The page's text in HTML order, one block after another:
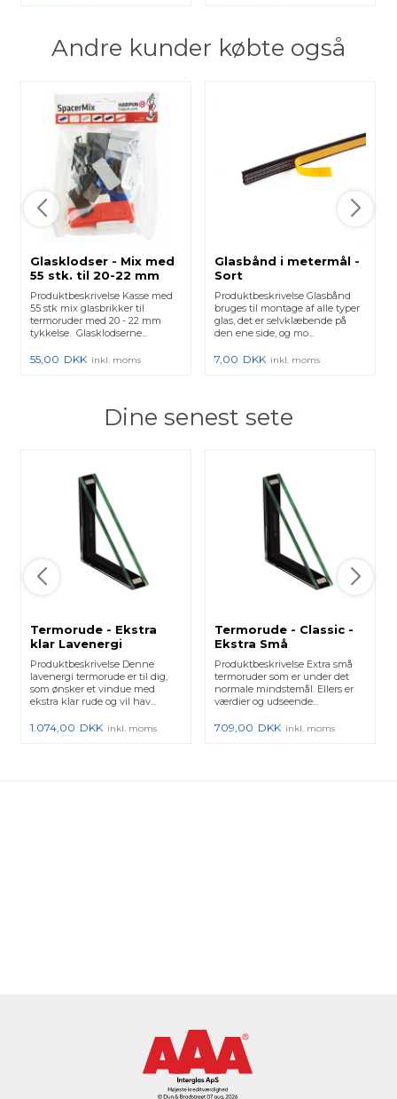
Andre kunder købte også
Glasklodser - Mix med
55 stk. til 20-22 mm
glas
Produktbeskrivelse Kasse med
55 stk mix glasbrikker til
termoruder med 20 - 22 mm
tykkelse. Glasklodserne...
55,00 DKK inkl. moms
Glasbånd i metermål -
Sort
Produktbeskrivelse Glasbånd
bruges til montage af alle typer
glas, det er selvklæbende på
den ene side, og mo...
7,00 DKK inkl. moms
Dine senest sete
Termorude - Ekstra
klar Lavenergi
Produktbeskrivelse Denne
lavenergi termorude er til dig,
som ønsker et vindue med
ekstra klar rude og vil hav...
1.074,00 DKK inkl. moms
Termorude - Classic -
Ekstra Små
Produktbeskrivelse Extra små
termoruder som er under det
normale mindstemål. Ellers er
værdier og udseende...
709,00 DKK inkl. moms